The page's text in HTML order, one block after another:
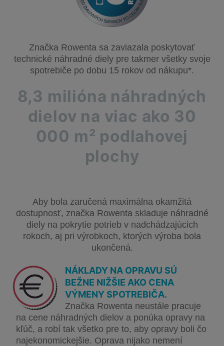
Značka Rowenta sa zaviazala poskytovať
technické náhradné diely pre takmer všetky svoje
spotrebiče po dobu 15 rokov od nákupu*.
8,3 milióna náhradných
dielov na viac ako 30
000 m² podlahovej
plochy
Aby bola zaručená maximálna okamžitá
dostupnosť, značka Rowenta skladuje náhradné
diely na pokrytie potrieb v nadchádzajúcich
rokoch, aj pri výrobkoch, ktorých výroba bola
ukončená.
NÁKLADY NA OPRAVU SÚ
BEŽNE NIŽŠIE AKO CENA
VÝMENY SPOTREBIČA.
Značka Rowenta neustále pracuje
na cene náhradných dielov a ponúka opravy na
kľúč, a robí tak všetko pre to, aby opravy boli čo
najekonomickejšie. Oprava nijako nemení